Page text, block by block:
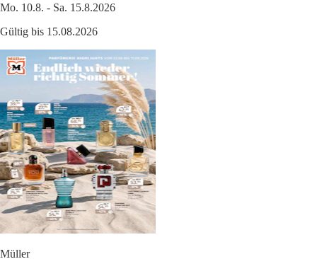
Mo. 10.8. - Sa. 15.8.2026
Gültig bis 15.08.2026
Müller